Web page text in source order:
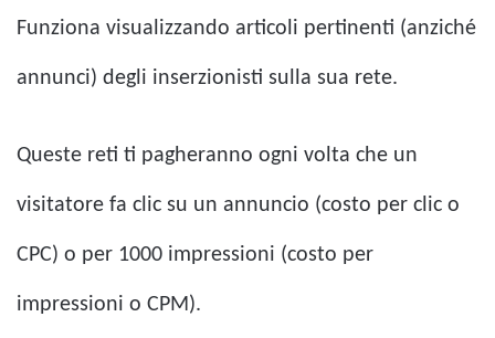
Funziona visualizzando articoli pertinenti (anziché
annunci) degli inserzionisti sulla sua rete.
Queste reti ti pagheranno ogni volta che un
visitatore fa clic su un annuncio (costo per clic o
CPC) o per 1000 impressioni (costo per
impressioni o CPM).